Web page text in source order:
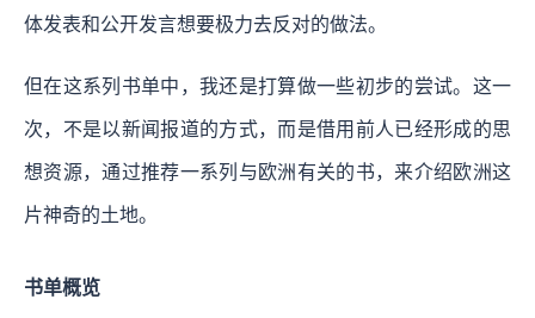
体发表和公开发言想要极力去反对的做法。
但在这系列书单中，我还是打算做一些初步的尝试。这一
次，不是以新闻报道的方式，而是借用前人已经形成的思
想资源，通过推荐一系列与欧洲有关的书，来介绍欧洲这
片神奇的土地。
书单概览